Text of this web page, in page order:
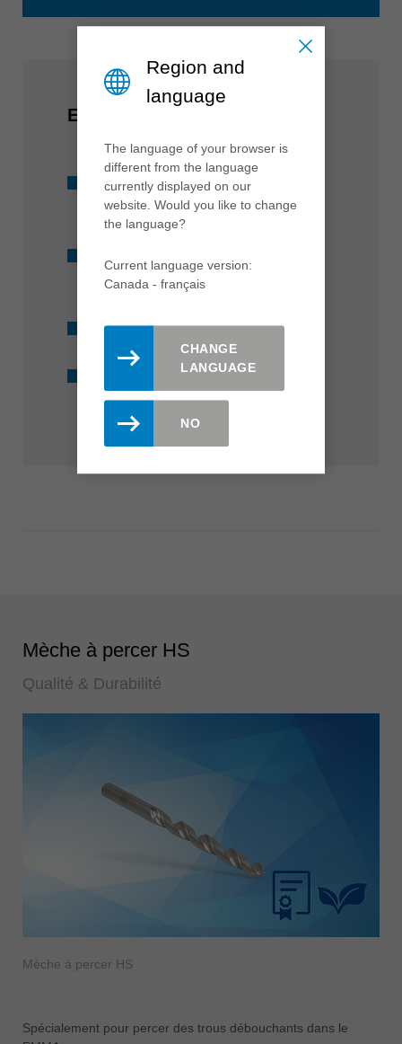
EN UN COUP D'OEIL
Programme d'outils
ciblés, diamètre 8, 10 et 12 mm
courantes
Disponible sur stock
Revêtement Marathon
Mèche à percer HS
Qualité & Durabilité
Mèche à percer HS
Spécialement pour percer des trous débouchants dans le
Region and
language
The language of your browser is
different from the language
currently displayed on our
website. Would you like to change
the language?
Current language version:
Canada - français
CHANGE
LANGUAGE
NO